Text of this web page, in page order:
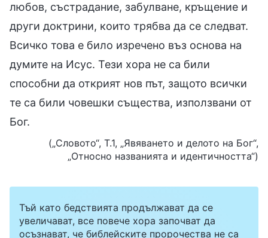
любов, състрадание, забулване, кръщение и
други доктрини, които трябва да се следват.
Всичко това е било изречено въз основа на
думите на Исус. Тези хора не са били
способни да открият нов път, защото всички
те са били човешки същества, използвани от
Бог.
(„Словото“, Т.1, „Явяването и делото на Бог“,
„Относно названията и идентичността“)
Тъй като бедствията продължават да се
увеличават, все повече хора започват да
осъзнават, че библейските пророчества не са